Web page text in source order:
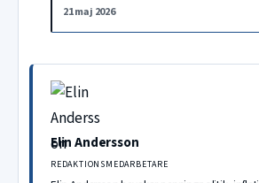
21 maj 2026
Elin Andersson
REDAKTIONSMEDARBETARE